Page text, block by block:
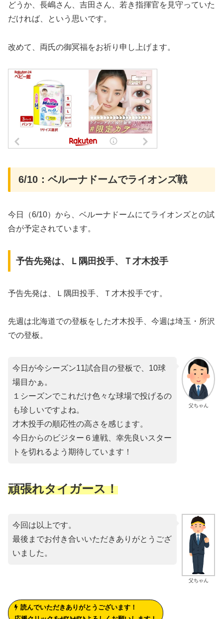
どうか、長嶋さん、吉田さん、若き指揮官を見守っていた
だければ、という思いです。
改めて、両氏の御冥福をお祈り申し上げます。
6/10：ベルーナドームでライオンズ戦
今日（6/10）から、ベルーナドームにてライオンズとの試
合が予定されています。
予告先発は、Ｌ隅田投手、Ｔ才木投手
予告先発は、Ｌ隅田投手、Ｔ才木投手です。
先週は北海道での登板をした才木投手、今週は埼玉・所沢
での登板。
父ちゃん
今日が今シーズン11試合目の登板で、10球
場目かぁ。
１シーズンでこれだけ色々な球場で投げるの
も珍しいですよね。
才木投手の順応性の高さを感じます。
今日からのビジター６連戦、幸先良いスター
トを切れるよう期待しています！
頑張れタイガース！
父ちゃん
今回は以上です。
最後までお付き合いいただきありがとうござ
いました。
読んでいただきありがとうございます！